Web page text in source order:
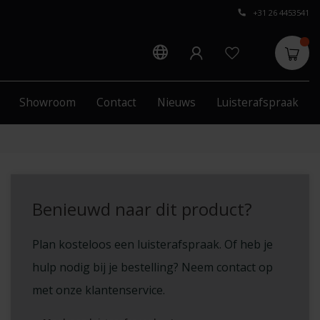
+31 26 4453541
Showroom Contact Nieuws Luisterafspraak
Benieuwd naar dit product?
Plan kosteloos een luisterafspraak. Of heb je
hulp nodig bij je bestelling? Neem contact op
met onze klantenservice.